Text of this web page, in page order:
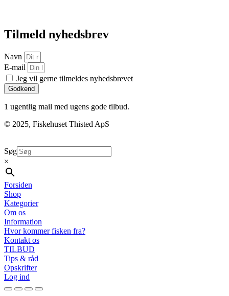
Tilmeld nyhedsbrev
Navn
E-mail
Jeg vil gerne tilmeldes nyhedsbrevet
Godkend
1 ugentlig mail med ugens gode tilbud.
© 2025, Fiskehuset Thisted ApS
Søg
×
Forsiden
Shop
Kategorier
Om os
Information
Hvor kommer fisken fra?
Kontakt os
TILBUD
Tips & råd
Opskrifter
Log ind